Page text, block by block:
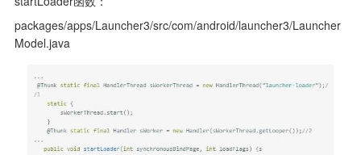
packages/apps/Launcher3/src/com/android/launcher3/Launcher